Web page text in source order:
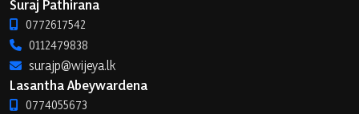
Suraj Pathirana
0772617542
0112479838
surajp@wijeya.lk
Lasantha Abeywardena
0774055673